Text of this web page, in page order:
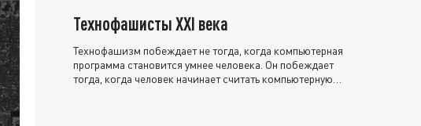
Технофашисты XXI века
Технофашизм побеждает не тогда, когда компьютерная
программа становится умнее человека. Он побеждает
тогда, когда человек начинает считать компьютерную